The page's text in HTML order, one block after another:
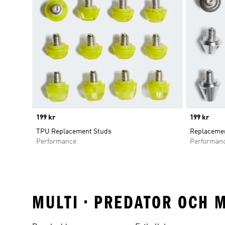
Price
199 kr
TPU Replacement Studs
Performance
Price
199 kr
MULTI • PREDATOR OCH